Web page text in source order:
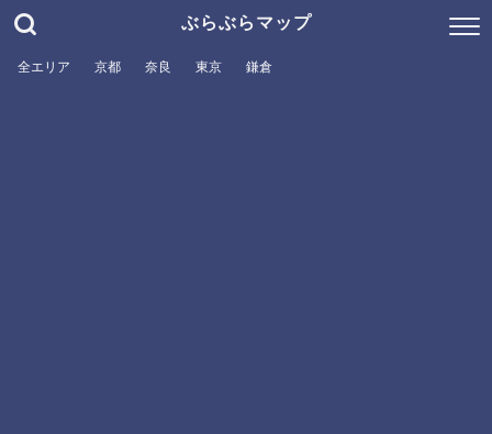
ぶらぶらマップ
全エリア 京都 奈良 東京 鎌倉